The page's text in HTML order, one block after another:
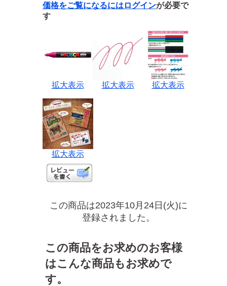
価格をご覧になるには ログインが必要で
す
拡大表示 拡大表示 拡大表示
拡大表示
この商品は2023年10月24日(火)に
登録されました。
この商品をお求めのお客様
はこんな商品もお求めで
す。